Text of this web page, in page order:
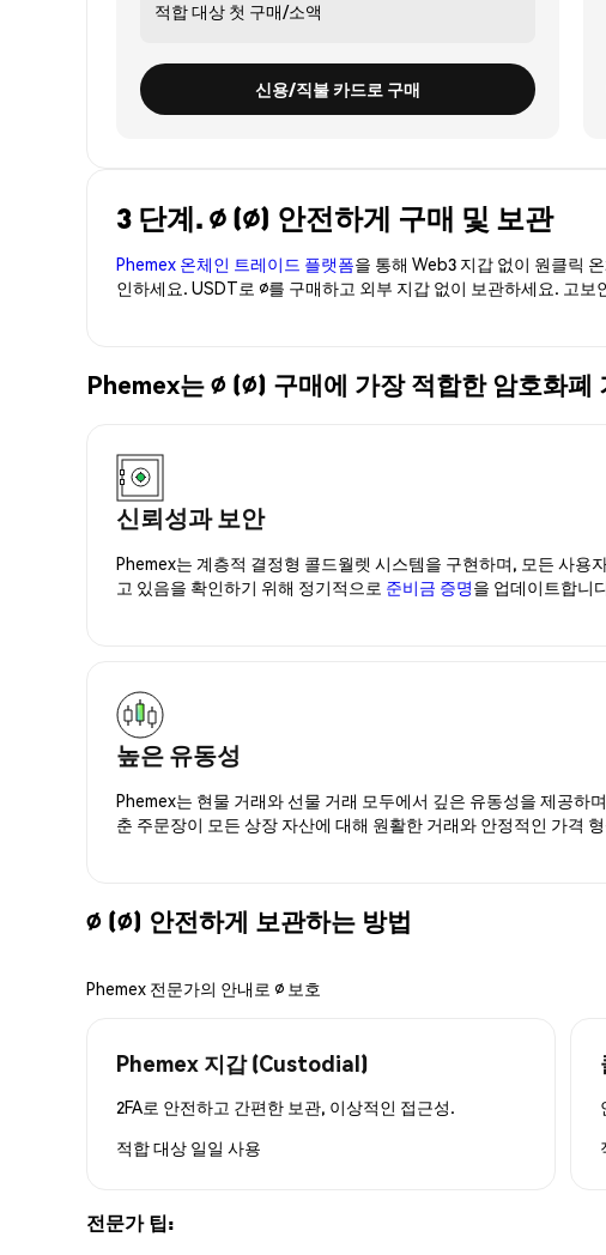
적합 대상 첫 구매/소액
신용/직불 카드로 구매
3 단계. ∅ (∅) 안전하게 구매 및 보관
Phemex 온체인 트레이드 플랫폼을 통해 Web3 지갑 없이 원클릭
인하세요. USDT로 ∅를 구매하고 외부 지갑 없이 보관하세요. 고
Phemex는 ∅ (∅) 구매에 가장 적합한 암호화폐
신뢰성과 보안
Phemex는 계층적 결정형 콜드월렛 시스템을 구현하며, 모든 사용
고 있음을 확인하기 위해 정기적으로 준비금 증명을 업데이트합니
높은 유동성
Phemex는 현물 거래와 선물 거래 모두에서 깊은 유동성을 제공하
춘 주문장이 모든 상장 자산에 대해 원활한 거래와 안정적인 가격
∅ (∅) 안전하게 보관하는 방법
Phemex 전문가의 안내로 ∅ 보호
Phemex 지갑 (Custodial)
2FA로 안전하고 간편한 보관, 이상적인 접근성.
적합 대상 일일 사용
전문가 팁: